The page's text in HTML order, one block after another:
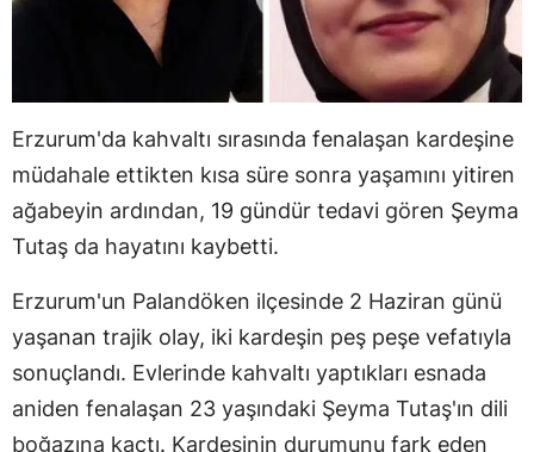
Erzurum'da kahvaltı sırasında fenalaşan kardeşine
müdahale ettikten kısa süre sonra yaşamını yitiren
ağabeyin ardından, 19 gündür tedavi gören Şeyma
Tutaş da hayatını kaybetti.
Erzurum'un Palandöken ilçesinde 2 Haziran günü
yaşanan trajik olay, iki kardeşin peş peşe vefatıyla
sonuçlandı. Evlerinde kahvaltı yaptıkları esnada
aniden fenalaşan 23 yaşındaki Şeyma Tutaş'ın dili
boğazına kaçtı. Kardeşinin durumunu fark eden